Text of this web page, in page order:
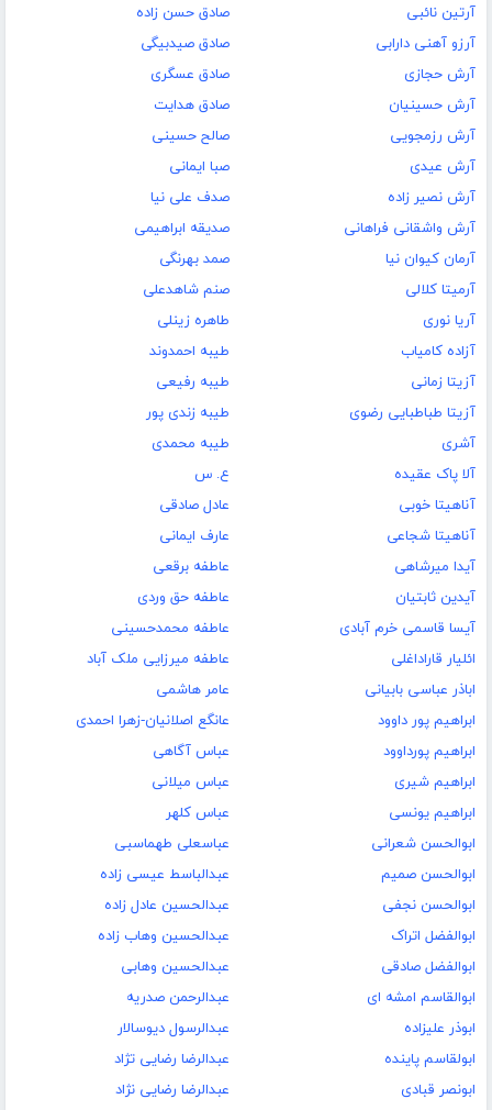
آرتین نائبی
آرزو آهنی دارابی
آرش حجازی
آرش حسینیان
آرش رزمجویی
آرش عیدی
آرش نصیر زاده
آرش واشقانی فراهانی
آرمان کیوان نیا
آرمیتا کلالی
آریا نوری
آزاده کامیاب
آزیتا زمانی
آزیتا طباطبایی رضوی
آشری
آلا پاک عقیده
آناهیتا خوبی
آناهیتا شجاعی
آیدا میرشاهی
آیدین ثابتیان
آیسا قاسمی خرم آبادی
ائلیار قاراداغلی
اباذر عباسی بابیانی
ابراهیم پور داوود
ابراهیم پورداوود
ابراهیم شیری
ابراهیم یونسی
ابوالحسن شعرانی
ابوالحسن صمیم
ابوالحسن نجفی
ابوالفضل اتراک
ابوالفضل صادقی
ابوالقاسم امشه ای
ابوذر علیزاده
ابولقاسم پاینده
ابونصر قبادی
صادق حسن زاده
صادق صیدبیگی
صادق عسگری
صادق هدایت
صالح حسینی
صبا ایمانی
صدف علی نیا
صدیقه ابراهیمی
صمد بهرنگی
صنم شاهدعلی
طاهره زینلی
طیبه احمدوند
طیبه رفیعی
طیبه زندی پور
طیبه محمدی
ع. س
عادل صادقی
عارف ایمانی
عاطفه برقعی
عاطفه حق وردی
عاطفه محمدحسینی
عاطفه میرزایی ملک آباد
عامر هاشمی
عانگع اصلانیان-زهرا احمدی
عباس آگاهی
عباس میلانی
عباس کلهر
عباسعلی طهماسبی
عبدالباسط عیسی زاده
عبدالحسین عادل زاده
عبدالحسین وهاب زاده
عبدالحسین وهابی
عبدالرحمن صدریه
عبدالرسول دیوسالار
عبدالرضا رضایی تژاد
عبدالرضا رضایی نژاد